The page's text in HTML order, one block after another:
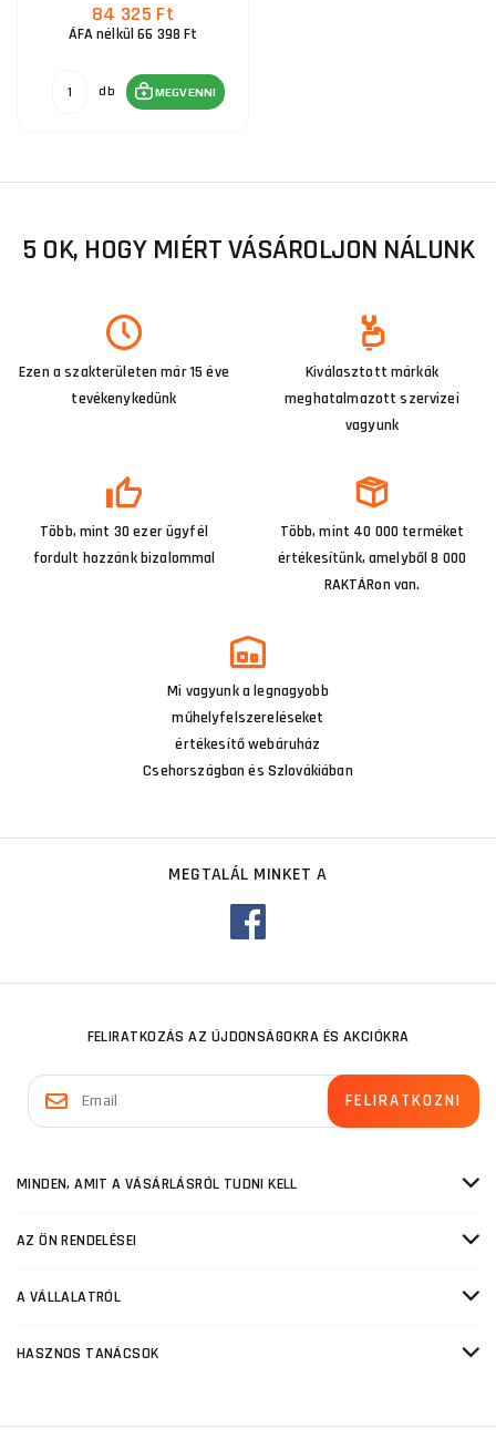
84 325 Ft
ÁFA nélkül 66 398 Ft
db MEGVENNI
5 OK, HOGY MIÉRT VÁSÁROLJON NÁLUNK
Ezen a szakterületen már 15 éve
tevékenykedünk
Kiválasztott márkák
meghatalmazott szervizei
vagyunk
Több, mint 30 ezer ügyfél
fordult hozzánk bizalommal
Több, mint 40 000 terméket
értékesítünk, amelyből 8 000
RAKTÁRon van.
Mi vagyunk a legnagyobb
műhelyfelszereléseket
értékesítő webáruház
Csehországban és Szlovákiában
MEGTALÁL MINKET A
FELIRATKOZÁS AZ ÚJDONSÁGOKRA ÉS AKCIÓKRA
MINDEN, AMIT A VÁSÁRLÁSRÓL TUDNI KELL
AZ ÖN RENDELÉSEI
A VÁLLALATRÓL
HASZNOS TANÁCSOK